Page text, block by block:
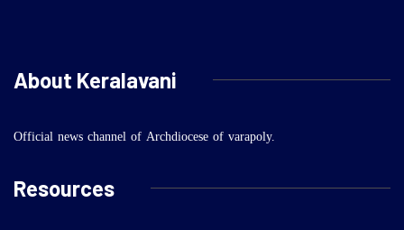
About Keralavani
Official news channel of Archdiocese of varapoly.
Resources